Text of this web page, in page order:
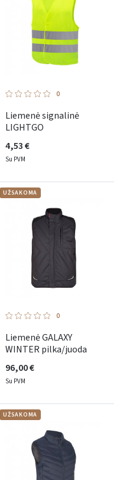
0
Liemenė signalinė
LIGHTGO
4,53 €
Su PVM
UŽSAKOMA
0
Liemenė GALAXY
WINTER pilka/juoda
96,00 €
Su PVM
UŽSAKOMA